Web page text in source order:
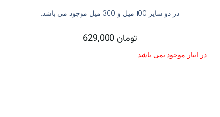
در دو سایز 100 میل و 300 میل موجود می باشد.
تومان
در انبار موجود نمی باشد